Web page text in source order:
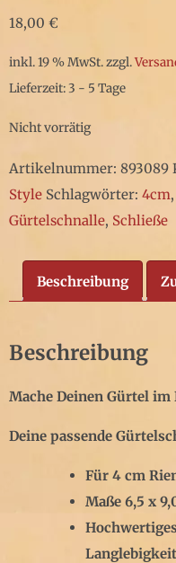
18,00 €
inkl. 19 % MwSt.zzgl.
Lieferzeit: 3 - 5 Tage
Nicht vorrätig
Artikelnummer: 893089
Style Schlagwörter: 4cm,
Gürtelschnalle, Schließe
Beschreibung
Beschreibung
Mache Deinen Gürtel
Deine passende
Für 4 cm
Maße 6,5 x
Langlebigkeit